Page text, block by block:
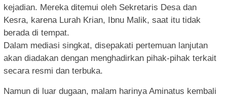
kejadian. Mereka ditemui oleh Sekretaris Desa dan
Kesra, karena Lurah Krian, Ibnu Malik, saat itu tidak
berada di tempat.
Dalam mediasi singkat, disepakati pertemuan lanjutan
akan diadakan dengan menghadirkan pihak-pihak terkait
secara resmi dan terbuka.
Namun di luar dugaan, malam harinya Aminatus kembali